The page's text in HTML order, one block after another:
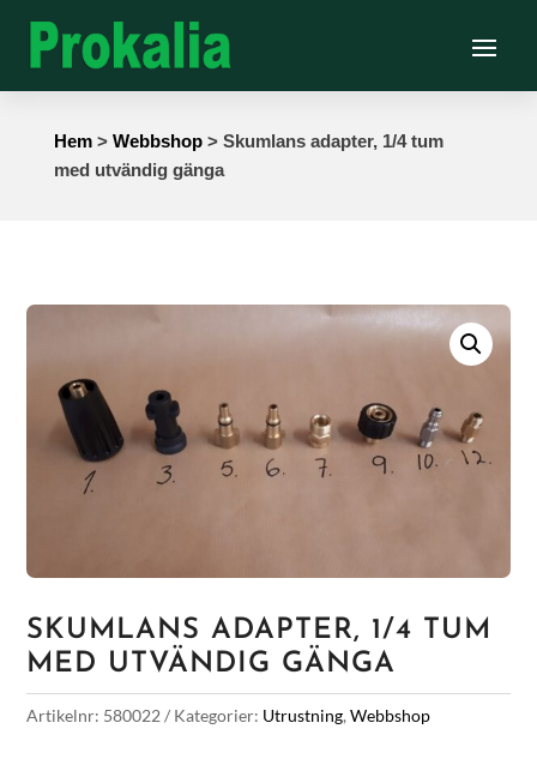
Hem> Webbshop> Skumlans adapter, 1/4 tum
med utvändig gänga
SKUMLANS ADAPTER, 1/4 TUM
MED UTVÄNDIG GÄNGA
Artikelnr: 580022 Kategorier: Utrustning,Webbshop